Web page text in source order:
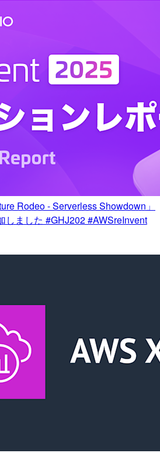
Rodeo - Serverless Showdown」
しました #GHJ202 #AWSreInvent